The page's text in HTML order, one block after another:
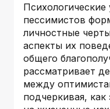
пессимистов
личностные
аспекты их
общего
рассматривает
между
подчеркивая, как